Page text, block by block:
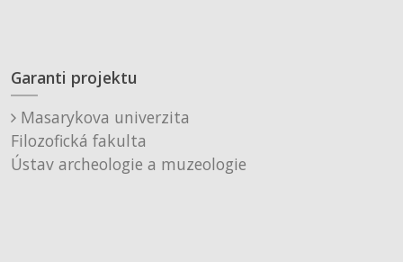
Garanti projektu
Masarykova univerzita
Filozofická fakulta
Ústav archeologie a muzeologie